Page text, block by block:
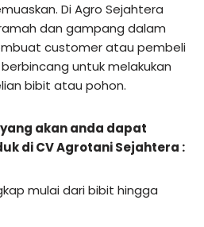
Di Agro Sejahtera
dan gampang dalam
customer atau pembeli
untuk melakukan
bibit atau pohon.
akan anda dapat
di CV Agrotani Sejahtera :
mulai dari bibit hingga